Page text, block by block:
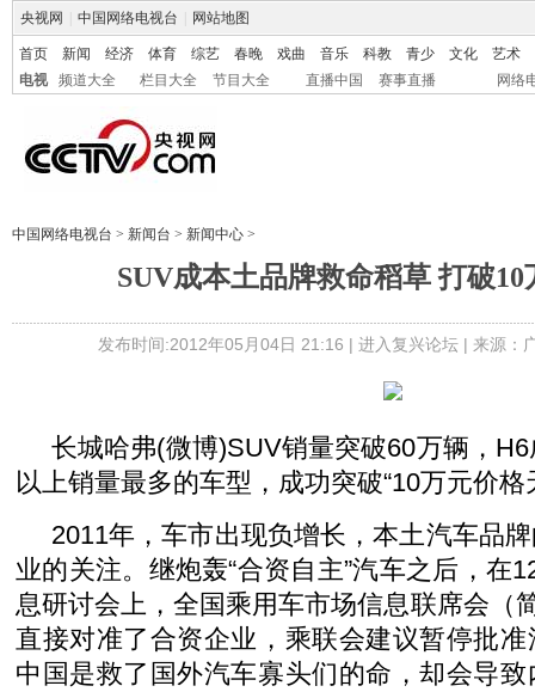
央视网 中国网络电视台 网站地图
首页 新闻 经济 体育 综艺 春晚 戏曲 音乐 科教 青少 文化
艺术
电视
频道大全 栏目大全 节目大全 直播中国 赛事直播 网络
中国网络电视台 > 新闻台 > 新闻中心 >
SUV成本土品牌救命稻草 打破10
发布时间:2012年05月04日 21:16 | 进入复兴论坛| 来源：
长城哈弗(微博)SUV销量突破60万辆，
以上销量最多的车型，成功突破“10万元价格
2011年，车市出现负增长，本土汽车品
业的关注。继炮轰“合资自主”汽车之后，在
息研讨会上，全国乘用车市场信息联席会（
直接对准了合资企业，乘联会建议暂停批
中国是救了国外汽车寡头们的命，却会导